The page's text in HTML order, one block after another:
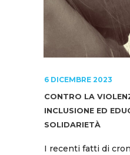
6 DICEMBRE 2023
CONTRO LA
INCLUSIONE ED
SOLIDARIETÀ
I recenti fatti di